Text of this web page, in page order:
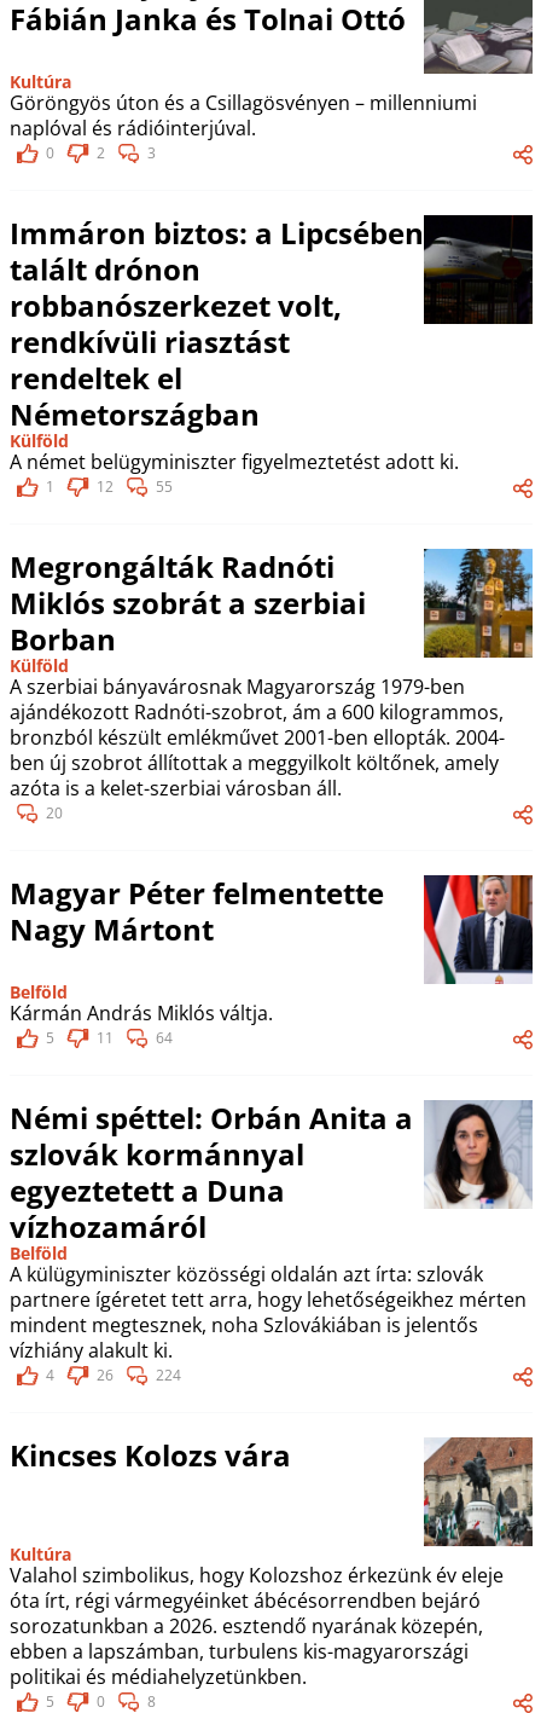
Fábián Janka és Tolnai Ottó
Kultúra
Göröngyös úton és a Csillagösvényen – millenniumi
naplóval és rádióinterjúval.
0 2 3
Immáron biztos: a Lipcsében
talált drónon
robbanószerkezet volt,
rendkívüli riasztást
rendeltek el
Németországban
Külföld
A német belügyminiszter figyelmeztetést adott ki.
1 12 55
Megrongálták Radnóti
Miklós szobrát a szerbiai
Borban
Külföld
A szerbiai bányavárosnak Magyarország 1979-ben
ajándékozott Radnóti-szobrot, ám a 600 kilogrammos,
bronzból készült emlékművet 2001-ben ellopták. 2004-
ben új szobrot állítottak a meggyilkolt költőnek, amely
azóta is a kelet-szerbiai városban áll.
20
Magyar Péter felmentette
Nagy Mártont
Belföld
Kármán András Miklós váltja.
5 11 64
Némi spéttel: Orbán Anita a
szlovák kormánnyal
egyeztetett a Duna
vízhozamáról
Belföld
A külügyminiszter közösségi oldalán azt írta: szlovák
partnere ígéretet tett arra, hogy lehetőségeikhez mérten
mindent megtesznek, noha Szlovákiában is jelentős
vízhiány alakult ki.
4 26 224
Kincses Kolozs vára
Kultúra
Valahol szimbolikus, hogy Kolozshoz érkezünk év eleje
óta írt, régi vármegyéinket ábécésorrendben bejáró
sorozatunkban a 2026. esztendő nyarának közepén,
ebben a lapszámban, turbulens kis-magyarországi
politikai és médiahelyzetünkben.
5 0 8